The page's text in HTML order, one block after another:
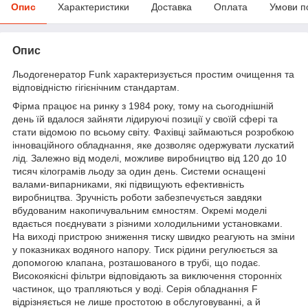
Опис Характеристики Доставка Оплата Умови
Опис
Льодогенератор Funk характеризується простим очищення та
відповідністю гігієнічним стандартам.
Фірма працює на ринку з 1984 року, тому на сьогоднішній
день їй вдалося зайняти лідируючі позиції у своїй сфері та
стати відомою по всьому світу. Фахівці займаються розробкою
інноваційного обладнання, яке дозволяє одержувати лускатий
лід. Залежно від моделі, можливе виробництво від 120 до 10
тисяч кілограмів льоду за один день. Системи оснащені
валами-випарниками, які підвищують ефективність
виробництва. Зручність роботи забезпечується завдяки
вбудованим накопичувальним ємностям. Окремі моделі
вдається поєднувати з різними холодильними установками.
На виході пристрою зниження тиску швидко реагують на зміни
у показниках водяного напору. Тиск рідини регулюється за
допомогою клапана, розташованого в трубі, що подає.
Високоякісні фільтри відповідають за виключення сторонніх
частинок, що трапляються у воді. Серія обладнання F
відрізняється не лише простотою в обслуговуванні, а й